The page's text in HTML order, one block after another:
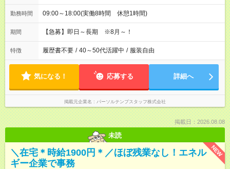
勤務時間 09:00～18:00(実働8時間 休憩1時間)
期間 【急募】即日～長期 ※8月～！
特徴 履歴書不要 / 40～50代活躍中 / 服装自由
気になる！ 応募する 詳細へ
掲載元企業名 パーソルテンプスタッフ株式会社
掲載日：2026.08.08
未読
NEW
＼在宅＊時給1900円＊／ほぼ残業なし！エネル
ギー企業で事務